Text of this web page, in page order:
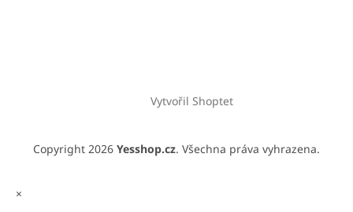
Vytvořil Shoptet
Copyright 2026 Yesshop.cz. Všechna práva vyhrazena.
×